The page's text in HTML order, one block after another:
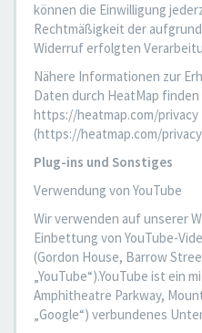
können die Einwilligung
Rechtmäßigkeit der
Widerruf erfolgten
Nähere Informationen zur
Daten durch HeatMap finden
https://heatmap.com/privacy
(https://heatmap.com/
Plug-ins und Sonstiges
Verwendung von YouTube
Wir verwenden auf unserer
Einbettung von YouTube-
(Gordon House, Barrow
„YouTube“).YouTube ist ein
Amphitheatre Parkway,
„Google“) verbundenes